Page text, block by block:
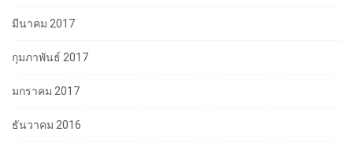
มีนาคม 2017
กุมภาพันธ์ 2017
มกราคม 2017
ธันวาคม 2016